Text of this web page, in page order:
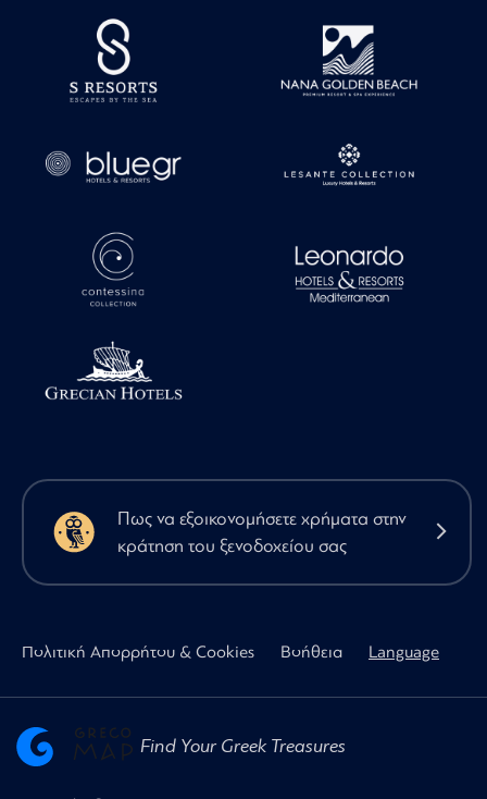
Πως να εξοικονομήσετε χρήματα στην
κράτηση του ξενοδοχείου σας
Πολιτική Απορρήτου & Cookies Βοήθεια Language
Find Your Greek Treasures